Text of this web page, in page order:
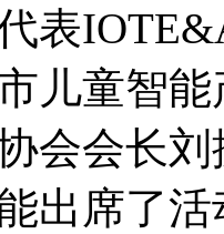
表
儿童智
会会长
出席了